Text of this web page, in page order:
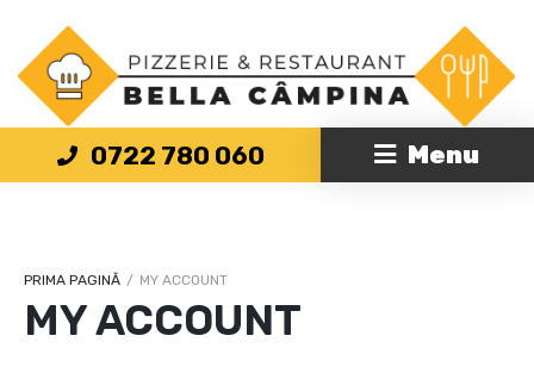
PRIMA PAGINĂ / MY ACCOUNT
MY ACCOUNT